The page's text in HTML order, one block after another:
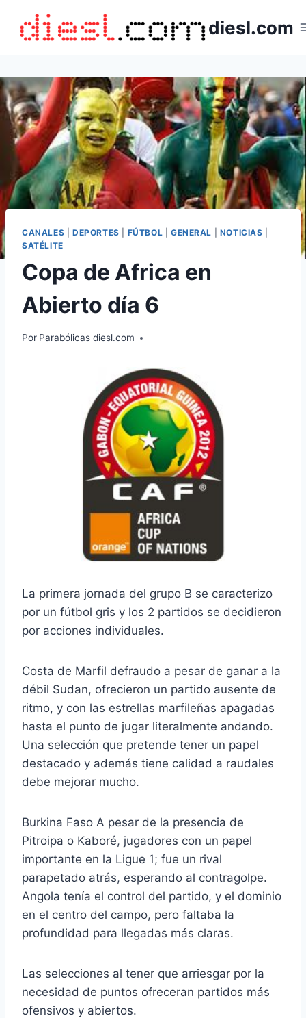
contenido
diesl.com
CANALES DEPORTES FÚTBOL GENERAL NOTICIAS
SATÉLITE
Copa de Africa en
Abierto día 6
Por Parabólicas diesl.com
La primera jornada del grupo B se caracterizo
por un fútbol gris y los 2 partidos se decidieron
por acciones individuales.
Costa de Marfil defraudo a pesar de ganar a la
débil Sudan, ofrecieron un partido ausente de
ritmo, y con las estrellas marfileñas apagadas
hasta el punto de jugar literalmente andando.
Una selección que pretende tener un papel
destacado y además tiene calidad a raudales
debe mejorar mucho.
Burkina Faso A pesar de la presencia de
Pitroipa o Kaboré, jugadores con un papel
importante en la Ligue 1; fue un rival
parapetado atrás, esperando al contragolpe.
Angola tenía el control del partido, y el dominio
en el centro del campo, pero faltaba la
profundidad para llegadas más claras.
Las selecciones al tener que arriesgar por la
necesidad de puntos ofreceran partidos más
ofensivos y abiertos.